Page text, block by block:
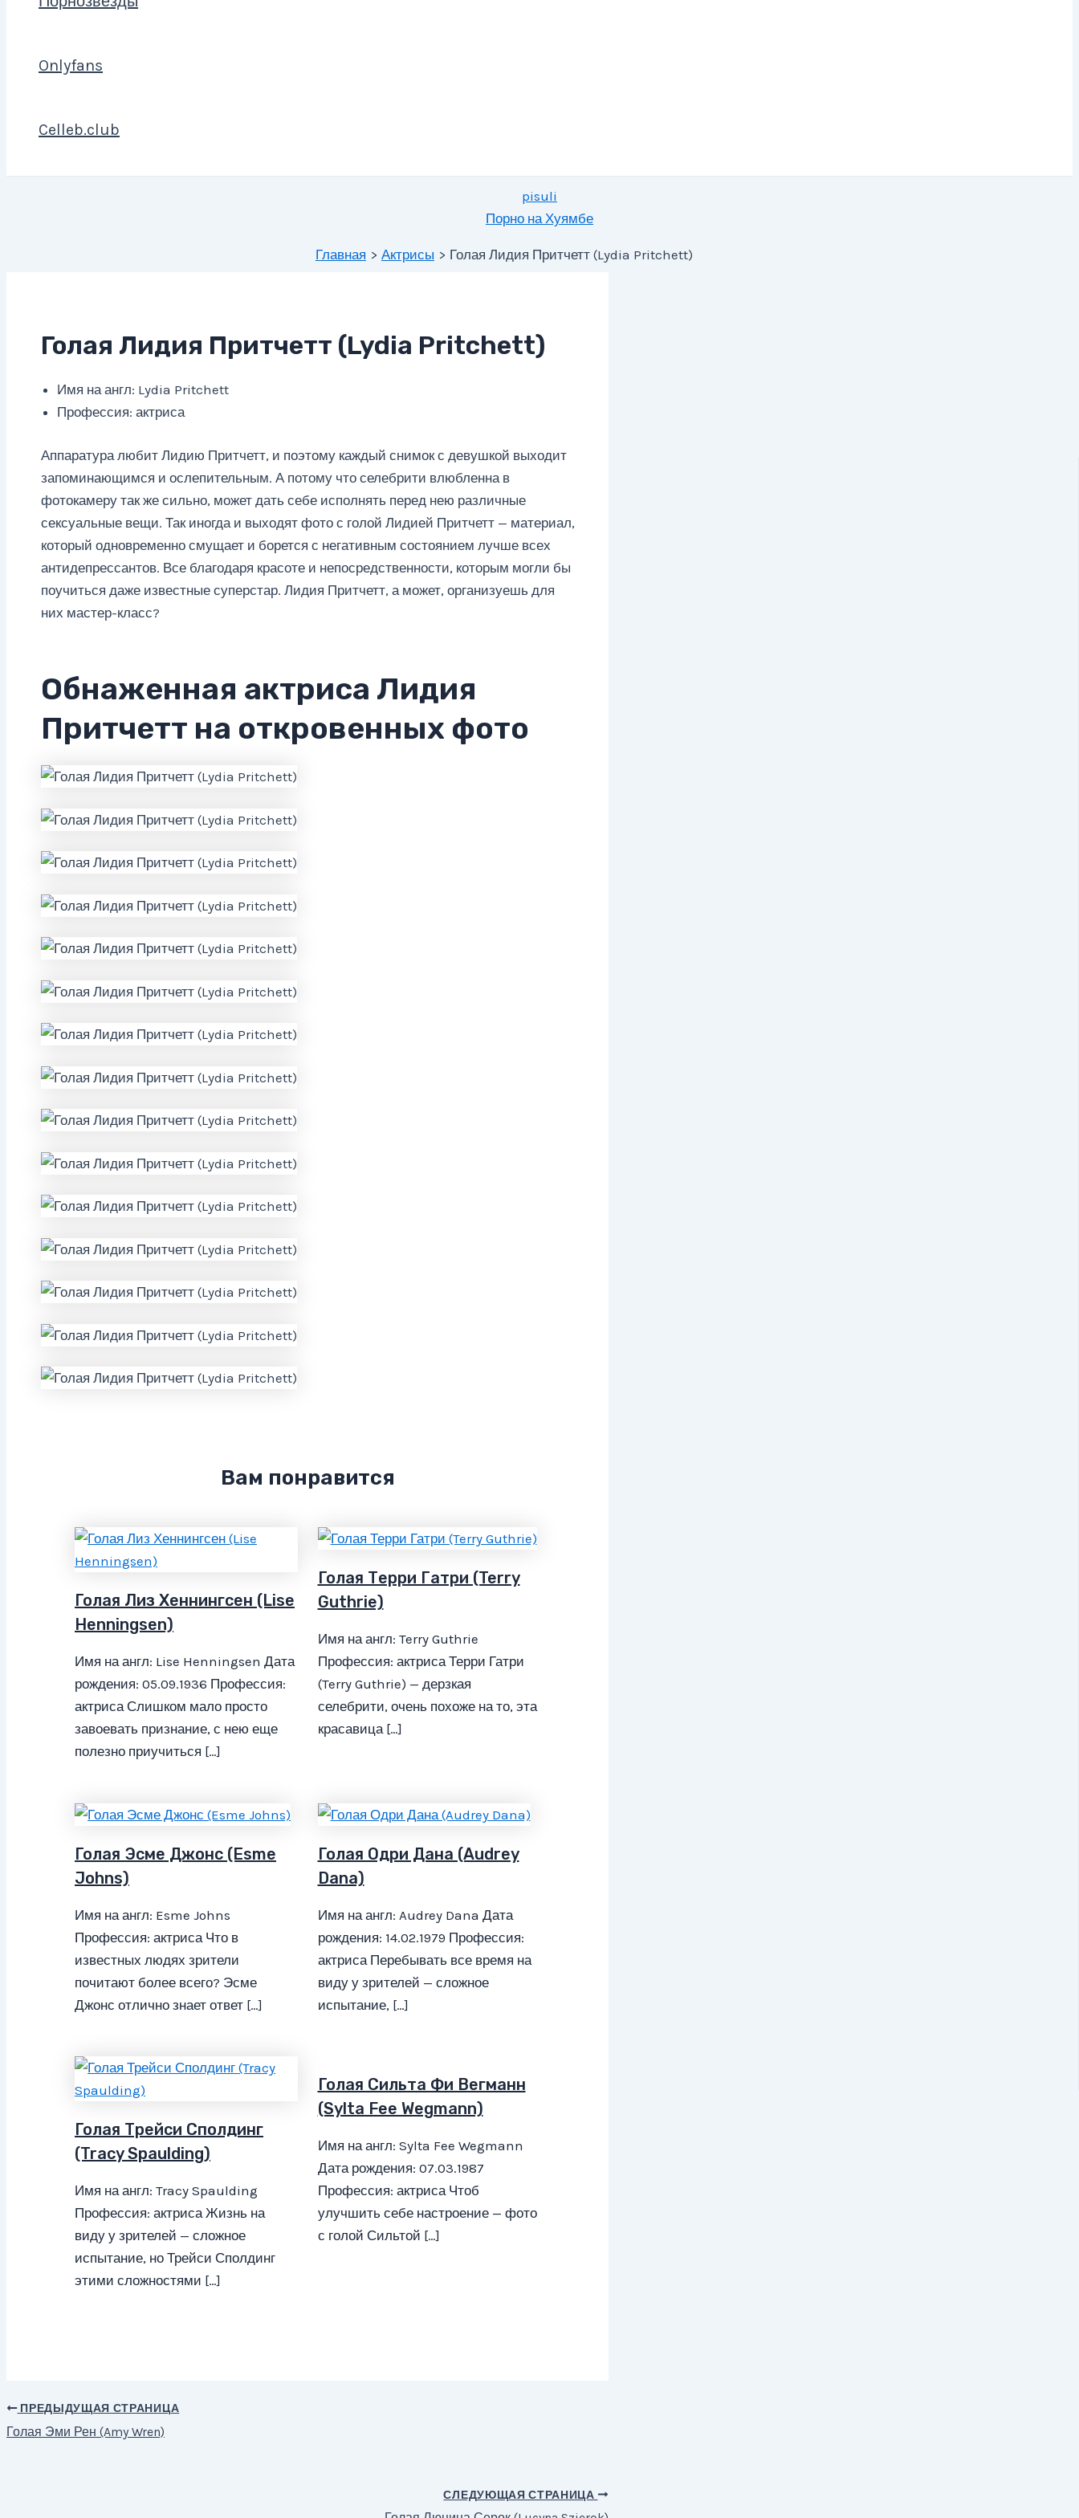
Onlyfans
Celleb.club
pisuli
Порно на Хуямбе
Главная Актрисы Голая Лидия Притчетт (Lydia Pritchett)
Голая Лидия Притчетт (Lydia Pritchett)
Имя на англ: Lydia Pritchett
Профессия: актриса
Аппаратура любит Лидию Притчетт, и поэтому каждый снимок с девушкой выходит
запоминающимся и ослепительным. А потому что селебрити влюбленна в
фотокамеру так же сильно, может дать себе исполнять перед нею различные
сексуальные вещи. Так иногда и выходят фото с голой Лидией Притчетт — материал,
который одновременно смущает и борется с негативным состоянием лучше всех
антидепрессантов. Все благодаря красоте и непосредственности, которым могли бы
поучиться даже известные суперстар. Лидия Притчетт, а может, организуешь для
них мастер-класс?
Обнаженная актриса Лидия
Притчетт на откровенных фото
Вам понравится
Голая Лиз Хеннингсен (Lise
Henningsen)
Имя на англ: Lise Henningsen Дата
рождения: 05.09.1936 Профессия:
актриса Слишком мало просто
завоевать признание, с нею еще
полезно приучиться […]
Голая Терри Гатри (Terry
Guthrie)
Имя на англ: Terry Guthrie
Профессия: актриса Терри Гатри
(Terry Guthrie) — дерзкая
селебрити, очень похоже на то, эта
красавица […]
Голая Эсме Джонс (Esme
Johns)
Имя на англ: Esme Johns
Профессия: актриса Что в
известных людях зрители
почитают более всего? Эсме
Джонс отлично знает ответ […]
Голая Одри Дана (Audrey
Dana)
Имя на англ: Audrey Dana Дата
рождения: 14.02.1979 Профессия:
актриса Перебывать все время на
виду у зрителей — сложное
испытание, […]
Голая Трейси Сполдинг
(Tracy Spaulding)
Имя на англ: Tracy Spaulding
Профессия: актриса Жизнь на
виду у зрителей — сложное
испытание, но Трейси Сполдинг
этими сложностями […]
Голая Сильта Фи Вегманн
(Sylta Fee Wegmann)
Имя на англ: Sylta Fee Wegmann
Дата рождения: 07.03.1987
Профессия: актриса Чтоб
улучшить себе настроение — фото
с голой Сильтой […]
Навигация
по
ПРЕДЫДУЩАЯ СТРАНИЦА
Голая Эми Рен (Amy Wren)
СЛЕДУЮЩАЯ СТРАНИЦА